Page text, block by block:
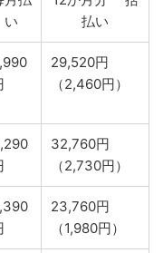
い
払い
29,520円
（2,460円）
32,760円
（2,730円）
23,760円
（1,980円）